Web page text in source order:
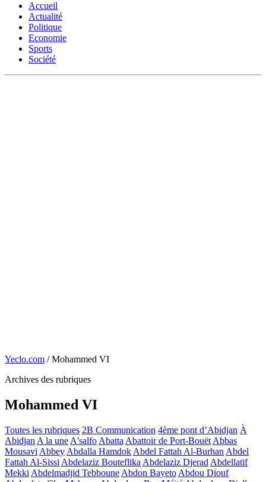
Accueil
Actualité
Politique
Economie
Sports
Société
Yeclo.com / Mohammed VI
Archives des rubriques
Mohammed VI
Toutes les rubriques 2B Communication 4ème pont d’Abidjan À
Abidjan A la une A'salfo Abatta Abattoir de Port-Bouët Abbas
Mousavi Abbey Abdalla Hamdok Abdel Fattah Al-Burhan Abdel
Fattah Al-Sissi Abdelaziz Bouteflika Abdelaziz Djerad Abdellatif
Mekki Abdelmadjid Tebboune Abdon Bayeto Abdou Diouf